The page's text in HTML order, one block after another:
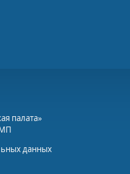
палата»
данных